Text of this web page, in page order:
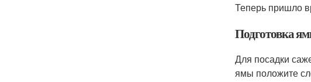
Теперь пришло
Подготовка
Для посадки
ямы положите